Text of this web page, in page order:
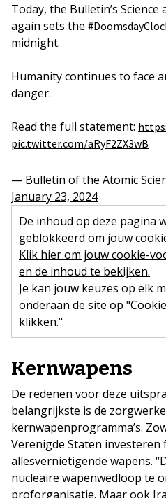
Today, the Bulletin’s
again sets the
midnight.
Humanity continues to face
danger.
Read the full statement:
pic.twitter.com/aRyF2ZX3wB
— Bulletin of the Atomic
January 23, 2024
De inhoud op deze pagina
geblokkeerd om jouw
Klik hier om jouw cookie-
en de inhoud te bekijken.
Je kan jouw keuzes op elk
onderaan de site op
klikken."
Kernwapens
De redenen voor deze
belangrijkste is de
kernwapenprogramma’s.
Verenigde Staten investeren
allesvernietigende wapens.
nucleaire wapenwedloop te
proforganisatie. Maar ook